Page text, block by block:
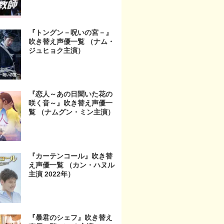
『トングン－呪いの宮－』
吹き替え声優一覧 （ナム・
ジュヒョク主演）
『恋人～あの日聞いた花の
咲く音～』吹き替え声優一
覧 （ナムグン・ミン主演）
『カーテンコール』吹き替
え声優一覧 （カン・ハヌル
主演 2022年）
『暴君のシェフ』吹き替え